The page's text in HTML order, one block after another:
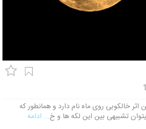
اثر خالکوبی روی ماه نام دارد و همانطور که
تشبیهی بین این لکه ها و خ... ادامه